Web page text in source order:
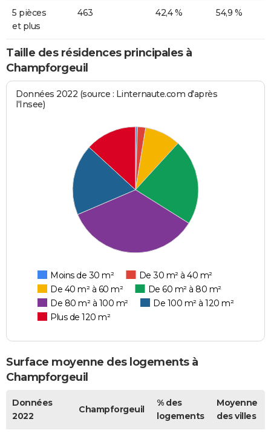
5 pièces
et plus
463 42,4 % 54,9 %
Taille des résidences principales à
Champforgeuil
Données 2022 (source : Linternaute.com d'après
l'Insee)
Moins de 30 m²
De 30 m² à 40 m²
De 40 m² à 60 m²
De 60 m² à 80 m²
De 80 m² à 100 m²
De 100 m² à 120 m²
Plus de 120 m²
Surface moyenne des logements à
Champforgeuil
Données
2022
Champforgeuil
% des
logements
Moyenne
des villes